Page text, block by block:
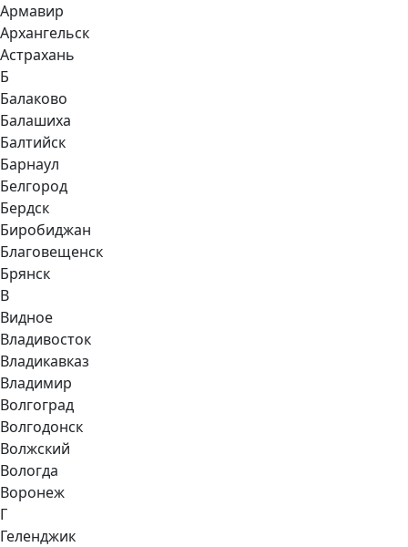
Армавир
Архангельск
Астрахань
Б
Балаково
Балашиха
Балтийск
Барнаул
Белгород
Бердск
Биробиджан
Благовещенск
Брянск
В
Видное
Владивосток
Владикавказ
Владимир
Волгоград
Волгодонск
Волжский
Вологда
Воронеж
Г
Геленджик